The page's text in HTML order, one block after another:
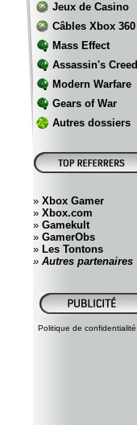
Jeux de Casino
Câbles Xbox 360
Mass Effect
Assassin's Creed
Modern Warfare
Gears of War
Autres dossiers
» Xbox Gamer
» Xbox.com
» Gamekult
» GamerObs
» Les Tontons
»Autres partenaires
Politique de confidentialité